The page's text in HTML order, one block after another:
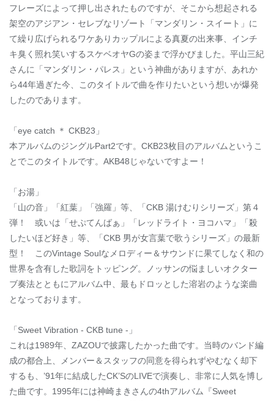
フレーズによって押し出されたものですが、そこから想起される
架空のアジアン・セレブなリゾート「マンダリン・スイート」に
て繰り広げられるワケありカップルによる真夏の出来事、インチ
キ臭く照れ笑いするスケベオヤGの姿まで浮かびました。平山三紀
さんに「マンダリン・パレス」という神曲がありますが、あれか
ら44年過ぎた今、このタイトルで曲を作りたいという想いが爆発
したのであります。
「eye catch ＊ CKB23」
本アルバムのジングルPart2です。CKB23枚目のアルバムというこ
とでこのタイトルです。AKB48じゃないですよー！
「お湯」
「山の音」「紅葉」「強羅」等、「CKB 湯けむりシリーズ」第４
弾！ 或いは「せぷてんばぁ」「レッドライト・ヨコハマ」「殺
したいほど好き」等、「CKB 男が女言葉で歌うシリーズ」の最新
型！ このVintage Soulなメロディー＆サウンドに果てしなく和の
世界を含有した歌詞をトッピング。ノッサンの悩ましいオクター
ブ奏法とともにアルバム中、最もドロッとした溶岩のような楽曲
となっております。
「Sweet Vibration - CKB tune -」
これは1989年、ZAZOUで披露したかった曲です。当時のバンド編
成の都合上、メンバー＆スタッフの同意を得られずやむなく却下
するも、’91年に結成したCK’SのLIVEで演奏し、非常に人気を博し
た曲です。1995年には神崎まきさんの4thアルバム『Sweet